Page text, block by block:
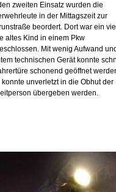
zweiten Einsatz wurden die
in der Mittagszeit zur
beordert. Dort war ein
altes Kind in einem Pkw
Mit wenig Aufwand
technischen Gerät konnte
schonend geöffnet
konnte unverletzt in die Obhut der
übergeben werden.